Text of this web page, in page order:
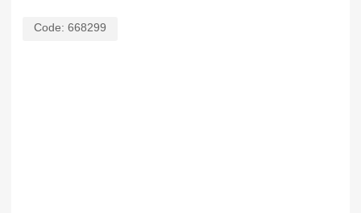
Code: 668299